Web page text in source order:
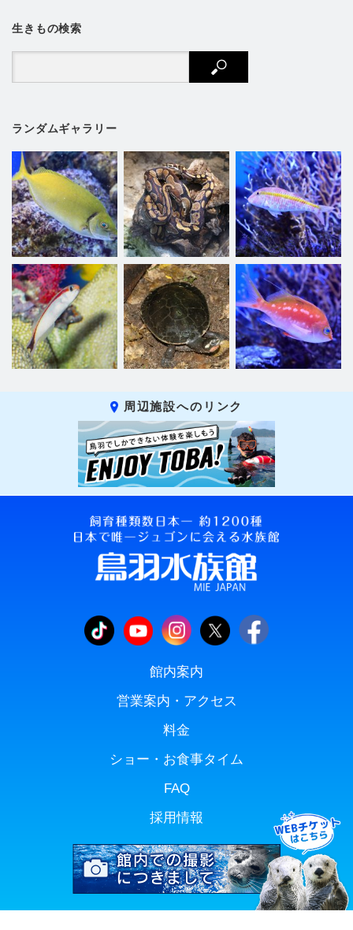
生きもの検索
ランダムギャラリー
周辺施設へのリンク
館内案内
営業案内・アクセス
料金
ショー・お食事タイム
FAQ
採用情報